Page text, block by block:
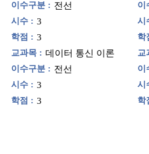
이수구분 : 전선
시수 : 3
학점 : 3
교과목 : 데이터 통신 이론
이수구분 : 전선
시수 : 3
학점 : 3
이
시
학
교
이
시
학